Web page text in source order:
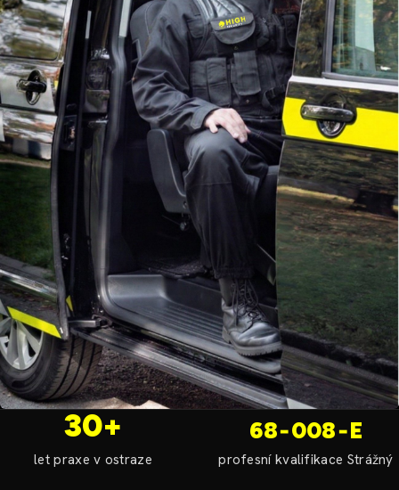
30+
let praxe v ostraze
68‑008‑E
profesní kvalifikace Strážný